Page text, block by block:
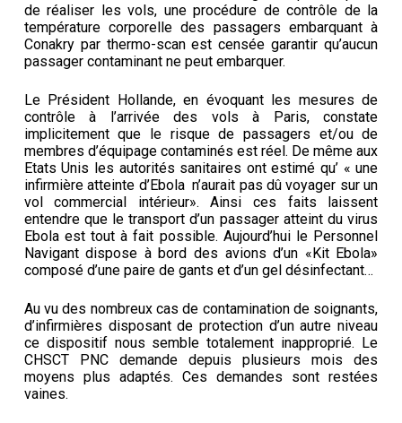
de réaliser les vols, une procédure de contrôle de la
température corporelle des passagers embarquant à
Conakry par thermo-scan est censée garantir qu’aucun
passager contaminant ne peut embarquer.
Le Président Hollande, en évoquant les mesures de
contrôle à l’arrivée des vols à Paris, constate
implicitement que le risque de passagers et/ou de
membres d’équipage contaminés est réel. De même aux
Etats Unis les autorités sanitaires ont estimé qu’ « une
infirmière atteinte d’Ebola n’aurait pas dû voyager sur un
vol commercial intérieur». Ainsi ces faits laissent
entendre que le transport d’un passager atteint du virus
Ebola est tout à fait possible. Aujourd’hui le Personnel
Navigant dispose à bord des avions d’un «Kit Ebola»
composé d’une paire de gants et d’un gel désinfectant…
Au vu des nombreux cas de contamination de soignants,
d’infirmières disposant de protection d’un autre niveau
ce dispositif nous semble totalement inapproprié. Le
CHSCT PNC demande depuis plusieurs mois des
moyens plus adaptés. Ces demandes sont restées
vaines.